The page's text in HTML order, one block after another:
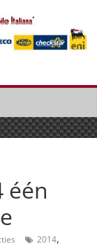
één
2014,